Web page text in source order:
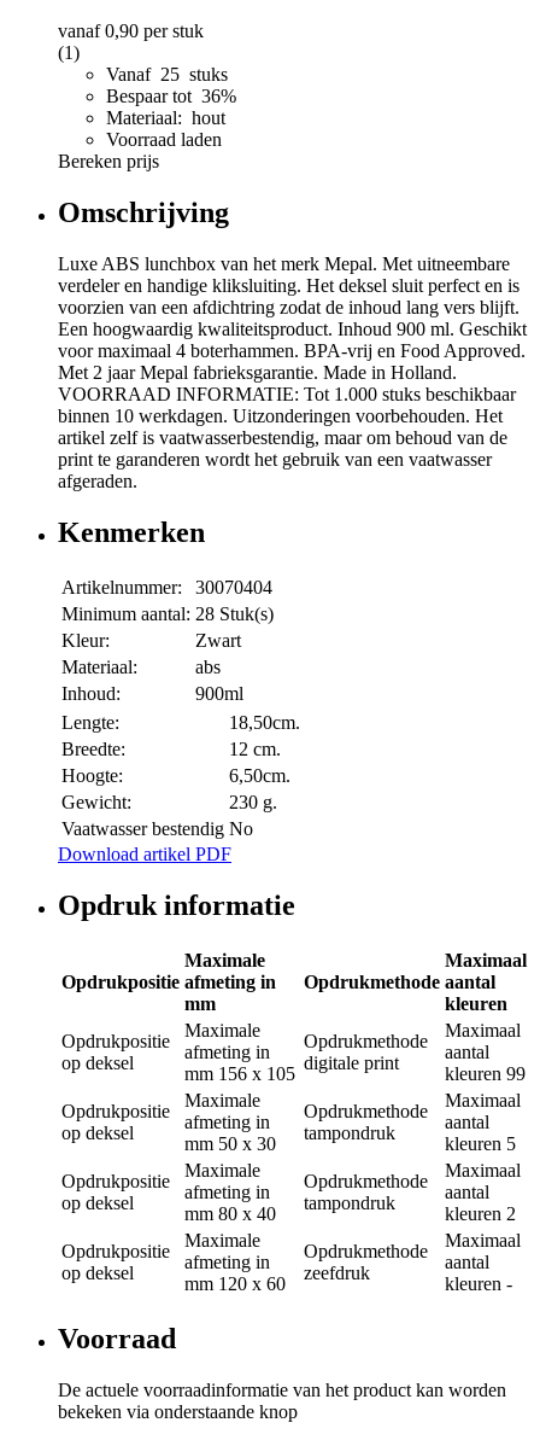
vanaf0,90 per stuk
(1)
Vanaf 25 stuks
Bespaar tot 36%
Materiaal: hout
Voorraad laden
Bereken prijs
Omschrijving
Luxe ABS lunchbox van het merk Mepal. Met uitneembare
verdeler en handige kliksluiting. Het deksel sluit perfect en is
voorzien van een afdichtring zodat de inhoud lang vers blijft.
Een hoogwaardig kwaliteitsproduct. Inhoud 900 ml. Geschikt
voor maximaal 4 boterhammen. BPA-vrij en Food Approved.
Met 2 jaar Mepal fabrieksgarantie. Made in Holland.
VOORRAAD INFORMATIE: Tot 1.000 stuks beschikbaar
binnen 10 werkdagen. Uitzonderingen voorbehouden. Het
artikel zelf is vaatwasserbestendig, maar om behoud van de
print te garanderen wordt het gebruik van een vaatwasser
afgeraden.
Kenmerken
Artikelnummer:
30070404
Minimum aantal: 28 Stuk(s)
Kleur:
Zwart
Materiaal:
abs
Inhoud:
900ml
Lengte:
18,50cm.
Breedte:
12 cm.
Hoogte:
6,50cm.
Gewicht:
230 g.
Vaatwasser bestendig No
Download artikel PDF
Opdruk informatie
Opdrukpositie
Maximale
afmeting in
mm
Opdrukmethode
Maximaal
aantal
kleuren
Opdrukpositie
op deksel
Maximale
afmeting in
mm 156 x 105
Opdrukmethode
digitale print
Maximaal
aantal
kleuren 99
Opdrukpositie
op deksel
Maximale
afmeting in
mm 50 x 30
Opdrukmethode
tampondruk
Maximaal
aantal
kleuren 5
Opdrukpositie
op deksel
Maximale
afmeting in
mm 80 x 40
Opdrukmethode
tampondruk
Maximaal
aantal
kleuren 2
Opdrukpositie
op deksel
Maximale
afmeting in
mm 120 x 60
Opdrukmethode
zeefdruk
Maximaal
aantal
kleuren -
Voorraad
De actuele voorraadinformatie van het product kan worden
bekeken via onderstaande knop